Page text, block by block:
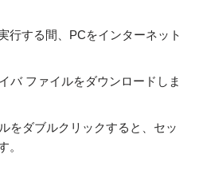
行する間、PCをインターネット
バ ファイルをダウンロードしま
をダブルクリックすると、セッ
。